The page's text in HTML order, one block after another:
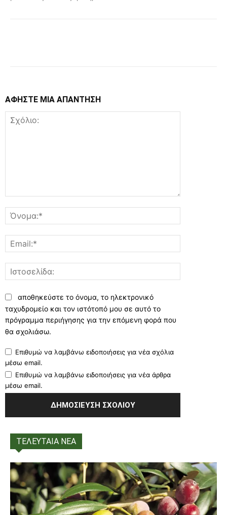
ΑΦΗΣΤΕ ΜΙΑ ΑΠΑΝΤΗΣΗ
αποθηκεύστε το όνομα, το ηλεκτρονικό
ταχυδρομείο και τον ιστότοπό μου σε αυτό το
πρόγραμμα περιήγησης για την επόμενη φορά που
θα σχολιάσω.
Επιθυμώ να λαμβάνω ειδοποιήσεις για νέα σχόλια
μέσω email.
Επιθυμώ να λαμβάνω ειδοποιήσεις για νέα άρθρα
μέσω email.
ΤΕΛΕΥΤΑΙΑ ΝΕΑ